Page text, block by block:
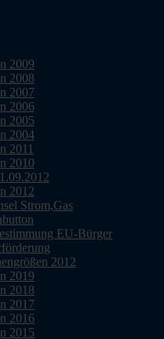
2009
2008
2007
2006
2005
2004
2011
2010
2012
Strom,Gas
EU-Bürger
2012
2019
2018
2017
2016
2015